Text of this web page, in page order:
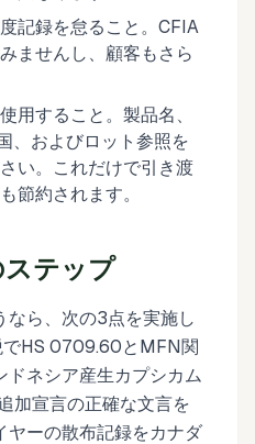
記録を怠ること。CFIA
ませんし、顧客もさら
用すること。製品名、
、およびロット参照を
い。これだけで引き渡
節約されます。
ステップ
なら、次の3点を実施し
でHS 0709.60とMFN関
ネシア産生カプシカム
加宣言の正確な文言を
ヤーの散布記録をカナダ